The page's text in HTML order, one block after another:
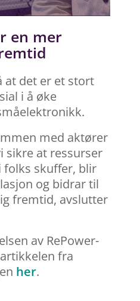
en mer
at det er et stort
i å øke
med aktører
sikre at ressurser
folks skuffer, blir
og bidrar til
fremtid, avslutter
av RePower-
fra
her.